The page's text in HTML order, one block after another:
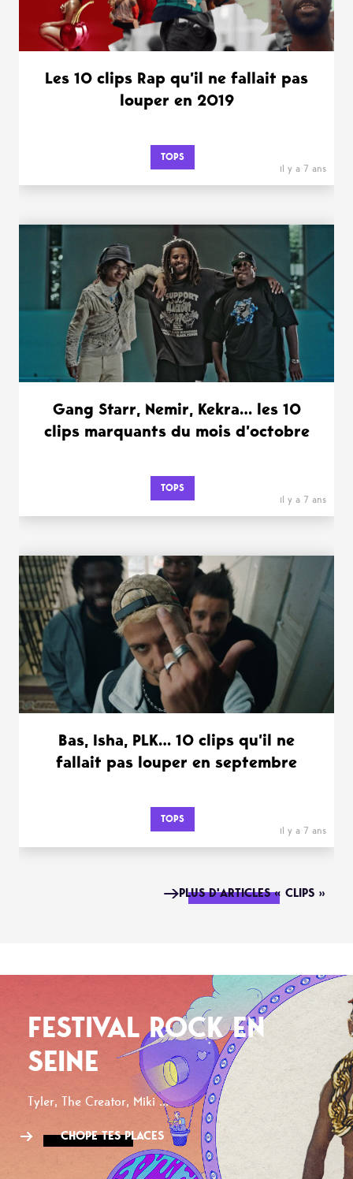
Les 10 clips Rap qu’il ne fallait pas
louper en 2019
TOPS
il y a 7 ans
Gang Starr, Nemir, Kekra… les 10
clips marquants du mois d’octobre
TOPS
il y a 7 ans
Bas, Isha, PLK… 10 clips qu’il ne
fallait pas louper en septembre
TOPS
il y a 7 ans
PLUS D'ARTICLES « CLIPS »
FESTIVAL ROCK EN
SEINE
Tyler, The Creator, Miki ...
CHOPE TES PLACES